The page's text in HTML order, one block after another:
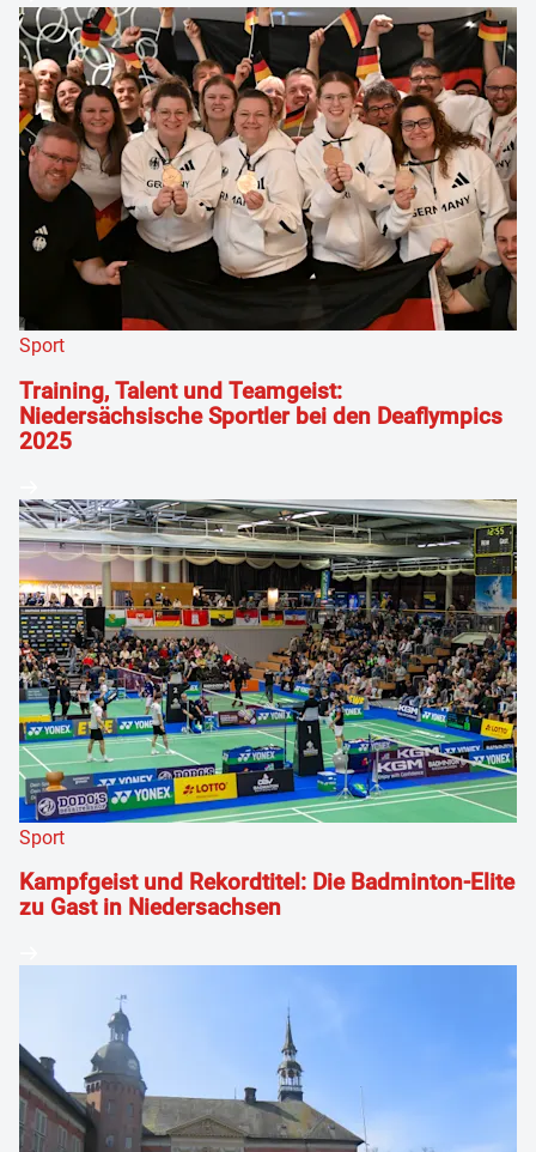
Sport
Training, Talent und Teamgeist:
Niedersächsische Sportler bei den Deaflympics
2025
Sport
Kampfgeist und Rekordtitel: Die Badminton-Elite
zu Gast in Niedersachsen